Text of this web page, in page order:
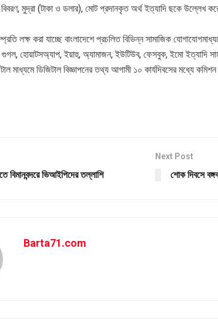
মুদ্রা (টাকা ও ডলার), মোট প্রদানকৃত অর্থ ইত্যাদি ছকে উল্লেখ
লক্ষ করা যাচ্ছে বাংলাদেশে প্রচলিত বিভিন্ন সামাজিক
গুগল, হোয়াটসঅ্যাপ, ইয়াহু, অ্যামাজন, ইউটিউব, ফেসবুক, ইমো ইত্যাদি
মাধ্যমে ডিজিটাল বিজ্ঞাপনের তথ্য আগামী ১০ কার্যদিবসের মধ্যে কমিশন
বিমানবন্দরে ভিআইপিদের তল্লাশি
Next Post
শোক দিবসে
Barta71.com